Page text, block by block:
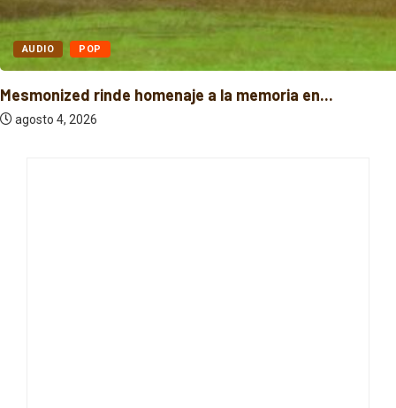
AUDIO POP
Mesmonized rinde homenaje a la memoria en...
agosto 4, 2026